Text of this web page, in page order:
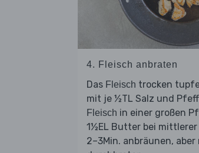
4. Fleisch anbraten
Das Fleisch trocken
mit je ½TL Salz und
Fleisch in einer großen
1½EL Butter bei
2–3Min. anbräunen,